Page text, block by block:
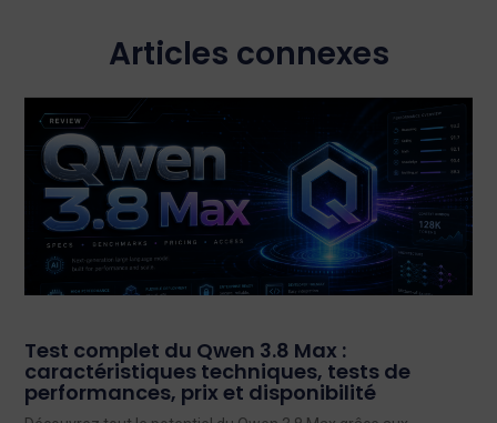
Articles connexes
Test complet du Qwen 3.8 Max :
caractéristiques techniques, tests de
performances, prix et disponibilité